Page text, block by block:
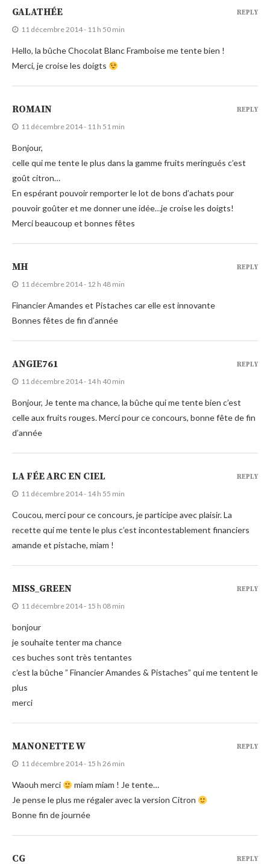
GALATHÉE
11 décembre 2014 - 11 h 50 min
Hello, la bûche Chocolat Blanc Framboise me tente bien !
Merci, je croise les doigts
REPLY
ROMAIN
11 décembre 2014 - 11 h 51 min
Bonjour,
celle qui me tente le plus dans la gamme fruits meringués c’est
goût citron…
En espérant pouvoir remporter le lot de bons d’achats pour
pouvoir goûter et me donner une idée…je croise les doigts!
Merci beaucoup et bonnes fêtes
REPLY
MH
11 décembre 2014 - 12 h 48 min
Financier Amandes et Pistaches car elle est innovante
Bonnes fêtes de fin d’année
REPLY
ANGIE761
11 décembre 2014 - 14 h 40 min
Bonjour, Je tente ma chance, la bûche qui me tente bien c’est
celle aux fruits rouges. Merci pour ce concours, bonne fête de fin
d’année
REPLY
LA FÉE ARC EN CIEL
11 décembre 2014 - 14 h 55 min
Coucou, merci pour ce concours, je participe avec plaisir. La
recette qui me tente le plus c’est incontestablement financiers
amande et pistache, miam !
REPLY
MISS_GREEN
11 décembre 2014 - 15 h 08 min
bonjour
je souhaite tenter ma chance
ces buches sont très tentantes
c’est la bûche ” Financier Amandes & Pistaches” qui me tentent le
plus
merci
REPLY
MANONETTE W
11 décembre 2014 - 15 h 26 min
Waouh merci
miam miam ! Je tente…
Je pense le plus me régaler avec la version Citron
Bonne fin de journée
REPLY
CG REPLY